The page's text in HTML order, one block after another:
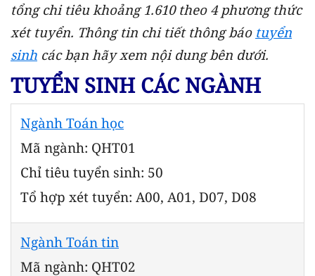
tổng chi tiêu khoảng 1.610 theo 4 phương thức
xét tuyển. Thông tin chi tiết thông báo tuyển
sinh các bạn hãy xem nội dung bên dưới.
TUYỂN SINH CÁC NGÀNH
Ngành Toán học
Mã ngành: QHT01
Chỉ tiêu tuyển sinh: 50
Tổ hợp xét tuyển: A00, A01, D07, D08
Ngành Toán tin
Mã ngành: QHT02